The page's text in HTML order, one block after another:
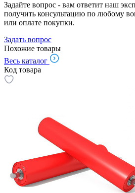
Задайте вопрос - вам ответит наш
получить консультацию по любому
или оплате покупки.
Задать вопрос
Похожие товары
Весь каталог
Код товара